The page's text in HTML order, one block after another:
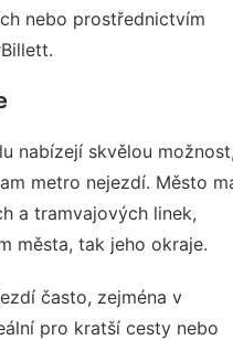
nebo prostřednictvím
nabízejí skvělou
metro nejezdí. Město
a tramvajových linek,
města, tak jeho okraje.
často, zejména v
pro kratší cesty nebo